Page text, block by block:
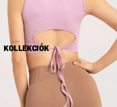
KOLLEKCIÓK